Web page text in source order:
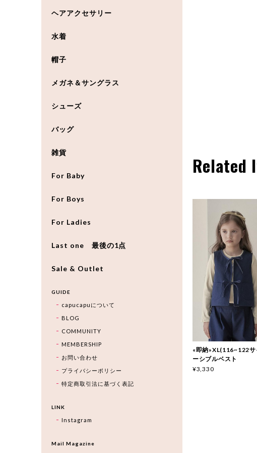
Related
«即納»XL(116~122
ーシブルベスト
¥3,330
ヘアアクセサリー
水着
帽子
メガネ＆サングラス
シューズ
バッグ
雑貨
For Baby
For Boys
For Ladies
Last one 最後の1点
Sale & Outlet
GUIDE
capucapuについて
BLOG
COMMUNITY
MEMBERSHIP
お問い合わせ
プライバシーポリシー
特定商取引法に基づく表記
LINK
Instagram
Mail Magazine